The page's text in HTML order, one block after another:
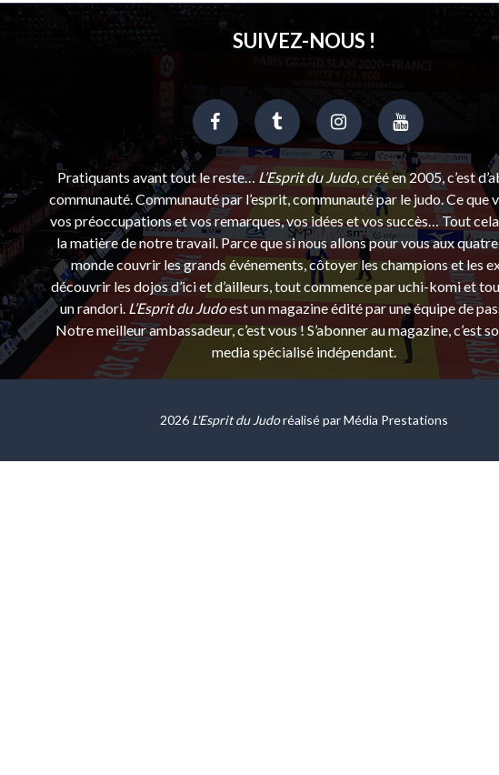
SUIVEZ-NOUS !
Pratiquants avant tout le reste… L’Esprit du Judo, créé en 2005, c’est
communauté. Communauté par l’esprit, communauté par le judo. Ce que
vos préoccupations et vos remarques, vos idées et vos succès… Tout
la matière de notre travail. Parce que si nous allons pour vous aux
monde couvrir les grands événements, côtoyer les champions et les
découvrir les dojos d’ici et d’ailleurs, tout commence par uchi-komi et
un randori. L’Esprit du Judoest un magazine édité par une équipe de
Notre meilleur ambassadeur, c’est vous ! S’abonner au magazine, c’est
media spécialisé indépendant.
2026 L'Esprit du Judoréalisé parMédia Prestations